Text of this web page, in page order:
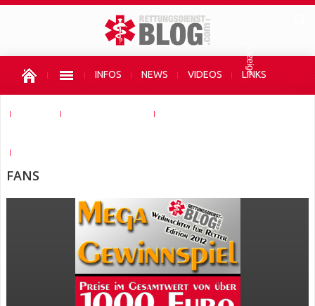
INFOS NEWS VIDEOS LINKS
FANS